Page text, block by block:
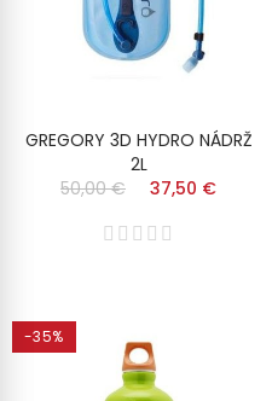
GREGORY 3D HYDRO NÁDRŽ
2L
50,00 €
37,50 €
-35%